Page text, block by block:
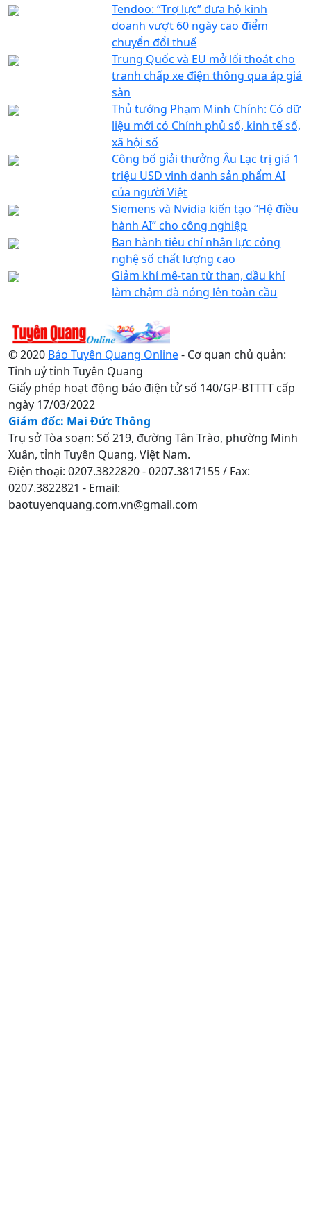
Tendoo: “Trợ lực” đưa hộ kinh
doanh vượt 60 ngày cao điểm
chuyển đổi thuế
Trung Quốc và EU mở lối thoát cho
tranh chấp xe điện thông qua áp giá
sàn
Thủ tướng Phạm Minh Chính: Có dữ
liệu mới có Chính phủ số, kinh tế số,
xã hội số
Công bố giải thưởng Âu Lạc trị giá 1
triệu USD vinh danh sản phẩm AI
của người Việt
Siemens và Nvidia kiến tạo “Hệ điều
hành AI” cho công nghiệp
Ban hành tiêu chí nhân lực công
nghệ số chất lượng cao
Giảm khí mê-tan từ than, dầu khí
làm chậm đà nóng lên toàn cầu
© 2020 Báo Tuyên Quang Online- Cơ quan chủ quản:
Tỉnh uỷ tỉnh Tuyên Quang
Giấy phép hoạt động báo điện tử số 140/GP-BTTTT cấp
ngày 17/03/2022
Giám đốc: Mai Đức Thông
Trụ sở Tòa soạn: Số 219, đường Tân Trào, phường Minh
Xuân, tỉnh Tuyên Quang, Việt Nam.
Điện thoại: 0207.3822820 - 0207.3817155 / Fax:
0207.3822821 - Email:
baotuyenquang.com.vn@gmail.com